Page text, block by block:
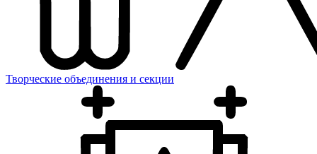
Творческие объединения и секции